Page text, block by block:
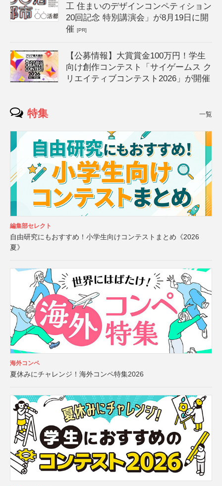
工 住まいのデザインコンペティション
20回記念 特別講演会」が8月19日に開
催[PR]
【公募情報】大賞賞金100万円！学生
向け創作コンテスト「サイゲームス ク
リエイティブコンテスト2026」が開催
特集 一覧
編集部セレクト
自由研究にもおすすめ！小学生向けコンテストまとめ《2026
夏》
海外コンペ
夏休みにチャレンジ！海外コンペ特集2026